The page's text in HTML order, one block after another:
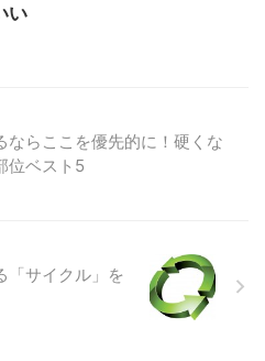
い
ならここを優先的に！硬くな
位ベスト5
「サイクル」を